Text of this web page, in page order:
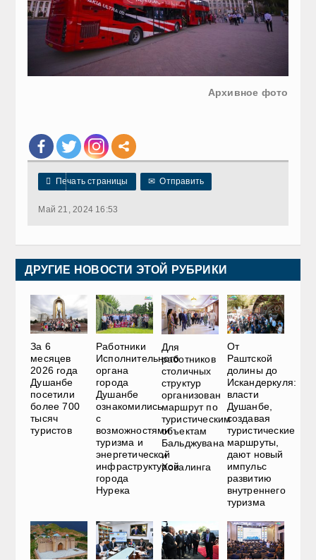
Архивное фото
 Печать страницы ✉ Отправить
Май 21, 2024 16:53
ДРУГИЕ НОВОСТИ ЭТОЙ РУБРИКИ
За 6
месяцев
2026 года
Душанбе
посетили
более 700
тысяч
туристов
Работники
Исполнительного
органа
города
Душанбе
ознакомились
с
возможностями
туризма и
энергетической
инфраструктурой
города
Нурека
Для
работников
столичных
структур
организован
маршрут по
туристическим
объектам
Бальджувана
и
Ховалинга
От
Раштcкой
долины до
Искандеркуля:
власти
Душанбе,
создавая
туристические
маршруты,
дают новый
импульс
развитию
внутреннего
туризма